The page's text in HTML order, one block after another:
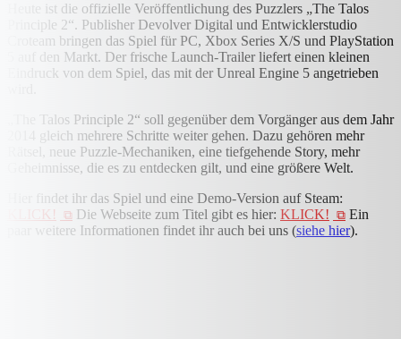
Heute ist die offizielle Veröffentlichung des Puzzlers „The Talos
Principle 2“. Publisher Devolver Digital und Entwicklerstudio
Croteam bringen das Spiel für PC, Xbox Series X/S und PlayStation
5 auf den Markt. Der frische Launch-Trailer liefert einen kleinen
Eindruck von dem Spiel, das mit der Unreal Engine 5 angetrieben
„The Talos Principle 2“ soll gegenüber dem Vorgänger aus dem Jahr
2014 gleich mehrere Schritte weiter gehen. Dazu gehören mehr
Rätsel, neue Puzzle-Mechaniken, eine tiefgehende Story, mehr
Geheimnisse, die es zu entdecken gilt, und eine größere Welt.
Hier findet ihr das Spiel und eine Demo-Version auf Steam:
KLICK!
Die Webseite zum Titel gibt es hier: KLICK!
Ein
paar weitere Informationen findet ihr auch bei uns (siehe hier).